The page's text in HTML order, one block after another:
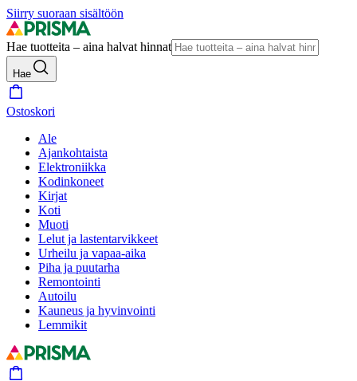
Siirry suoraan sisältöön
Hae tuotteita – aina halvat hinnat
Hae
Ostoskori
Ale
Ajankohtaista
Elektroniikka
Kodinkoneet
Kirjat
Koti
Muoti
Lelut ja lastentarvikkeet
Urheilu ja vapaa-aika
Piha ja puutarha
Remontointi
Autoilu
Kauneus ja hyvinvointi
Lemmikit